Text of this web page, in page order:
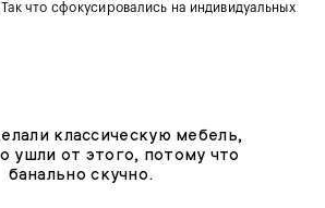
что сфокусировались на индивидуальных
классическую мебель,
ушли от этого, потому что
банально скучно.